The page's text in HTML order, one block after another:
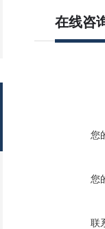
在线咨
您
您
联